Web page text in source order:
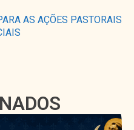
AS AÇÕES PASTORAIS